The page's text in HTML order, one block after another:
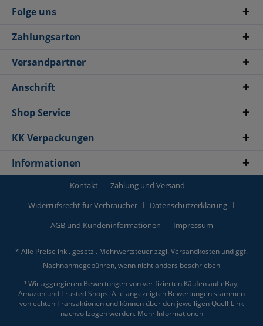
Folge uns
Zahlungsarten
Versandpartner
Anschrift
Shop Service
KK Verpackungen
Informationen
Kontakt
Zahlung und Versand
Widerrufsrecht für Verbraucher
Datenschutzerklärung
AGB und Kundeninformationen
Impressum
* Alle Preise inkl. gesetzl. Mehrwertsteuer zzgl. Versandkosten und ggf.
Nachnahmegebühren, wenn nicht anders beschrieben
¹ Wir aggregieren Bewertungen von verifizierten Käufen auf eBay,
Amazon und Trusted Shops. Alle angezeigten Bewertungen stammen
von echten Transaktionen und können über den jeweiligen Quell-Link
nachvollzogen werden. Mehr Informationen